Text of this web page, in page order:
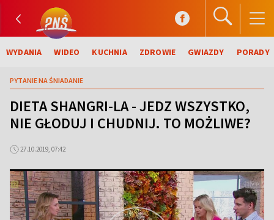
WYDANIA WIDEO KUCHNIA ZDROWIE GWIAZDY PORADY
PYTANIE NA ŚNIADANIE
DIETA SHANGRI-LA - JEDZ WSZYSTKO,
NIE GŁODUJ I CHUDNIJ. TO MOŻLIWE?
27.10.2019, 07:42